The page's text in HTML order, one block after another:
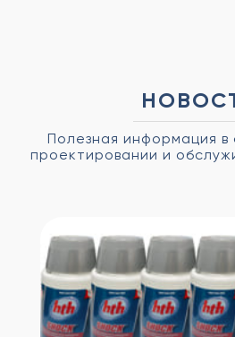
Полезная информация в
проектировании и